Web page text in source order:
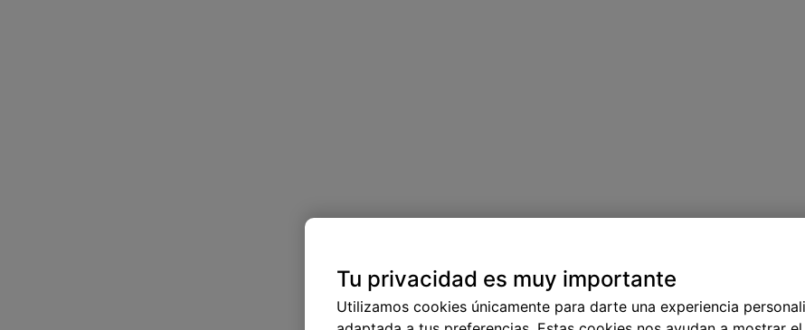
Tu privacidad es muy importante
Utilizamos cookies únicamente para darte una experiencia